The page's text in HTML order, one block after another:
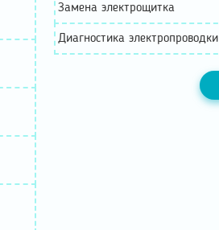
Замена электрощитка
Диагностика электропроводки